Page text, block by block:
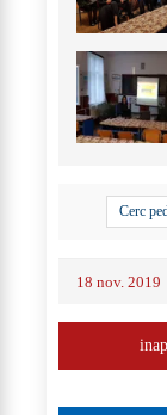
Cerc
18 nov. 2019